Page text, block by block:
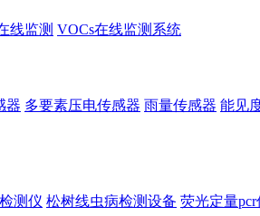
线监测 VOCs在线监测系统
器 多要素压电传感器 雨量传感器 能见
测仪 松树线虫病检测设备 荧光定量pcr